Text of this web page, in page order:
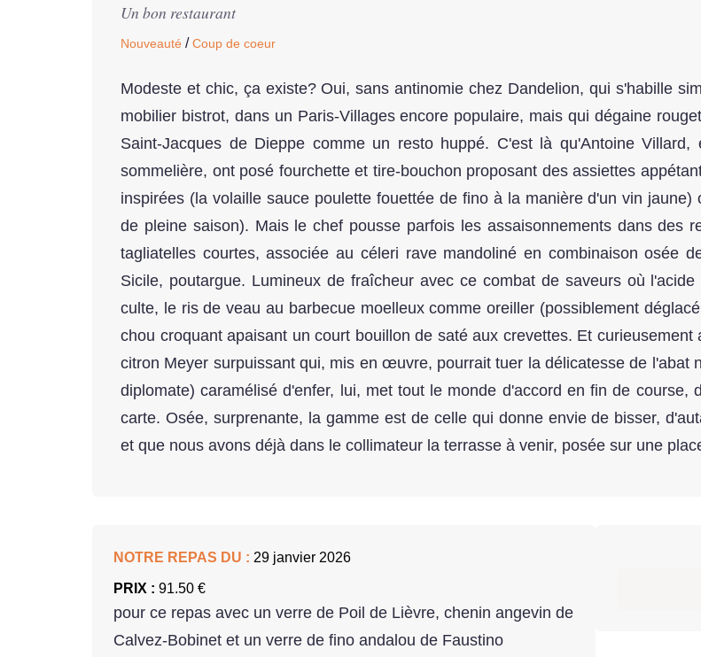
Un bon restaurant
Nouveauté /Coup de coeur
Modeste et chic, ça existe? Oui, sans antinomie chez Dandelion, qui s'habille
mobilier bistrot, dans un Paris-Villages encore populaire, mais qui dégaine
Saint-Jacques de Dieppe comme un resto huppé. C'est là qu'Antoine
sommelière, ont posé fourchette et tire-bouchon proposant des assiettes
inspirées (la volaille sauce poulette fouettée de fino à la manière d'un vin
de pleine saison). Mais le chef pousse parfois les assaisonnements dans des
tagliatelles courtes, associée au céleri rave mandoliné en combinaison osée
Sicile, poutargue. Lumineux de fraîcheur avec ce combat de saveurs où
culte, le ris de veau au barbecue moelleux comme oreiller (possiblement
chou croquant apaisant un court bouillon de saté aux crevettes. Et
citron Meyer surpuissant qui, mis en œuvre, pourrait tuer la délicatesse de l'abat
diplomate) caramélisé d'enfer, lui, met tout le monde d'accord en fin de course,
carte. Osée, surprenante, la gamme est de celle qui donne envie de bisser,
et que nous avons déjà dans le collimateur la terrasse à venir, posée sur une
NOTRE REPAS DU : 29 janvier 2026
PRIX : 91.50 €
pour ce repas avec un verre de Poil de Lièvre, chenin angevin de
Calvez-Bobinet et un verre de fino andalou de Faustino